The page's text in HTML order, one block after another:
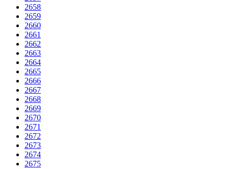
2658
2659
2660
2661
2662
2663
2664
2665
2666
2667
2668
2669
2670
2671
2672
2673
2674
2675